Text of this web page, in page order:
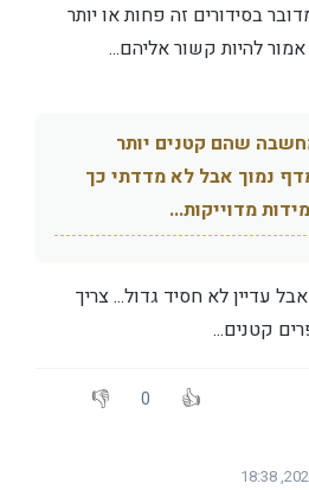
בסידורים זה פחות או יותר
להיות קשור אליהם...
שהם קטנים יותר
נמוך אבל לא מדדתי כך
מדוייקות...
עדיין לא חסיד גדול... צריך
0